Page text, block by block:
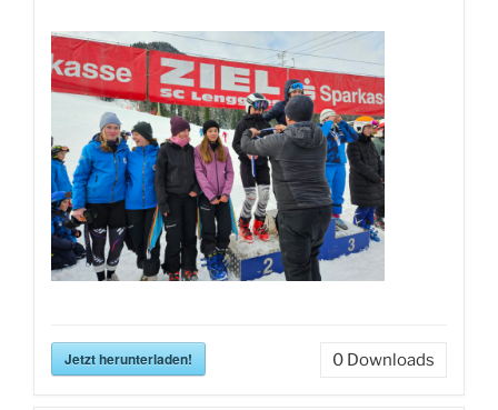
Jetzt herunterladen! 0 Downloads